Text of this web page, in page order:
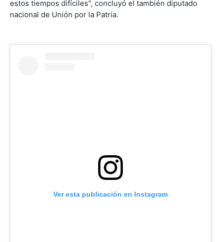
estos tiempos difíciles", concluyó el también diputado
nacional de Unión por la Patria.
Ver esta publicación en Instagram